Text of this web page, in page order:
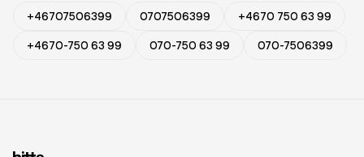
+46707506399 0707506399
+4670 750 63 99
+4670-750 63 99
070-750 63 99 070-7506399